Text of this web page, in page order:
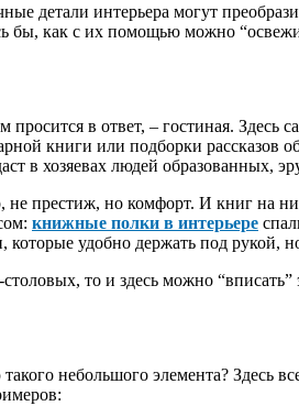
детали интерьера могут
как с их помощью можно
в ответ, – гостиная. Здесь
книги или подборки рассказов
в хозяевах людей образованных,
престиж, но комфорт. И книг на
книжные полки в интерьере
удобно держать под рукой,
то и здесь можно
небольшого элемента? Здесь